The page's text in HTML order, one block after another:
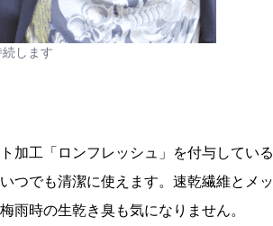
します
加工「ロンフレッシュ」を付与している
つでも清潔に使えます。速乾繊維とメッ
雨時の生乾き臭も気になりません。